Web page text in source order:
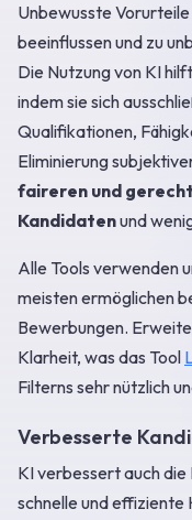
Unbewusste
beeinflussen und zu
Die Nutzung von KI
indem sie sich
Qualifikationen,
Eliminierung
faireren und
Kandidatenund
Alle Tools verwenden
meisten ermöglichen
Bewerbungen.
Klarheit, was das Tool
Filterns sehr nützlich
Verbesserte
KI verbessert auch
schnelle und